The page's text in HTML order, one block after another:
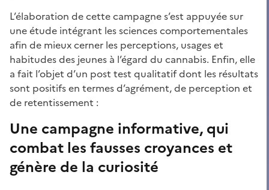
L’élaboration de cette campagne s’est appuyée sur
une étude intégrant les sciences comportementales
afin de mieux cerner les perceptions, usages et
habitudes des jeunes à l’égard du cannabis. Enfin, elle
a fait l’objet d’un post test qualitatif dont les résultats
sont positifs en termes d’agrément, de perception et
de retentissement :
Une campagne informative, qui
combat les fausses croyances et
génère de la curiosité